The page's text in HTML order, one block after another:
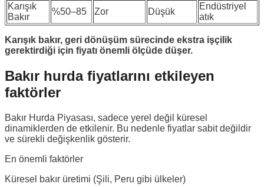
Karışık
Bakır
%50–85 Zor Düşük
Endüstriyel
atık
Karışık bakır, geri dönüşüm sürecinde ekstra işçilik
gerektirdiği için fiyatı önemli ölçüde düşer.
Bakır hurda fiyatlarını etkileyen
faktörler
Bakır Hurda Piyasası, sadece yerel değil küresel
dinamiklerden de etkilenir. Bu nedenle fiyatlar sabit değildir
ve sürekli değişkenlik gösterir.
En önemli faktörler
Küresel bakır üretimi (Şili, Peru gibi ülkeler)